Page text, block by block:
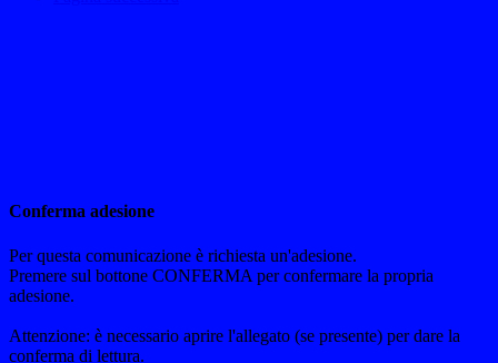
Conferma adesione
Per questa comunicazione è richiesta un'adesione.
Premere sul bottone CONFERMA per confermare la propria
adesione.
Attenzione: è necessario aprire l'allegato (se presente) per dare la
conferma di lettura.